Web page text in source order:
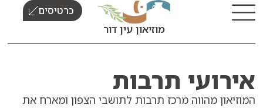
מוזיאון עין דור
כרטיסים
תרבות
מהווה מרכז תרבות לתושבי הצפון ומארח את